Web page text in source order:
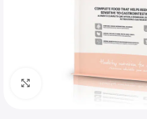
Haga clic para ampliar